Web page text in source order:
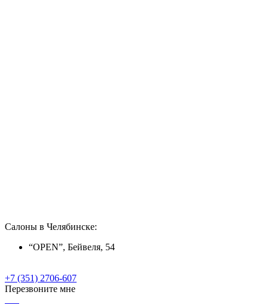
Салоны в Челябинске:
“OPEN”, Бейвеля, 54
+7 (351) 2706-607
Перезвоните мне